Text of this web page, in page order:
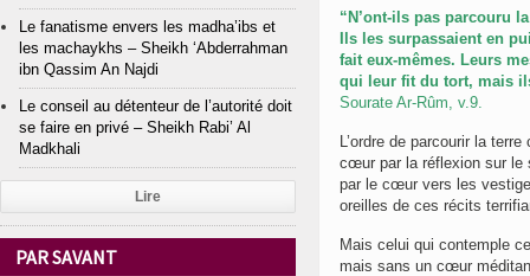
“N’ont-ils pas parcouru
Ils les surpassaient en
fait eux-mêmes. Leurs
qui leur fit du tort, mais
Sourate Ar-Rûm, v.9.
L’ordre de parcourir la
cœur par la réflexion sur le
par le cœur vers les
oreilles de ces récits
Mais celui qui contemple
mais sans un cœur
Le fanatisme envers les madha’ibs et
les machaykhs – Sheikh ‘Abderrahman
ibn Qassim An Najdi
Le conseil au détenteur de l’autorité doit
se faire en privé – Sheikh Rabi’ Al
Madkhali
Lire
PAR SAVANT